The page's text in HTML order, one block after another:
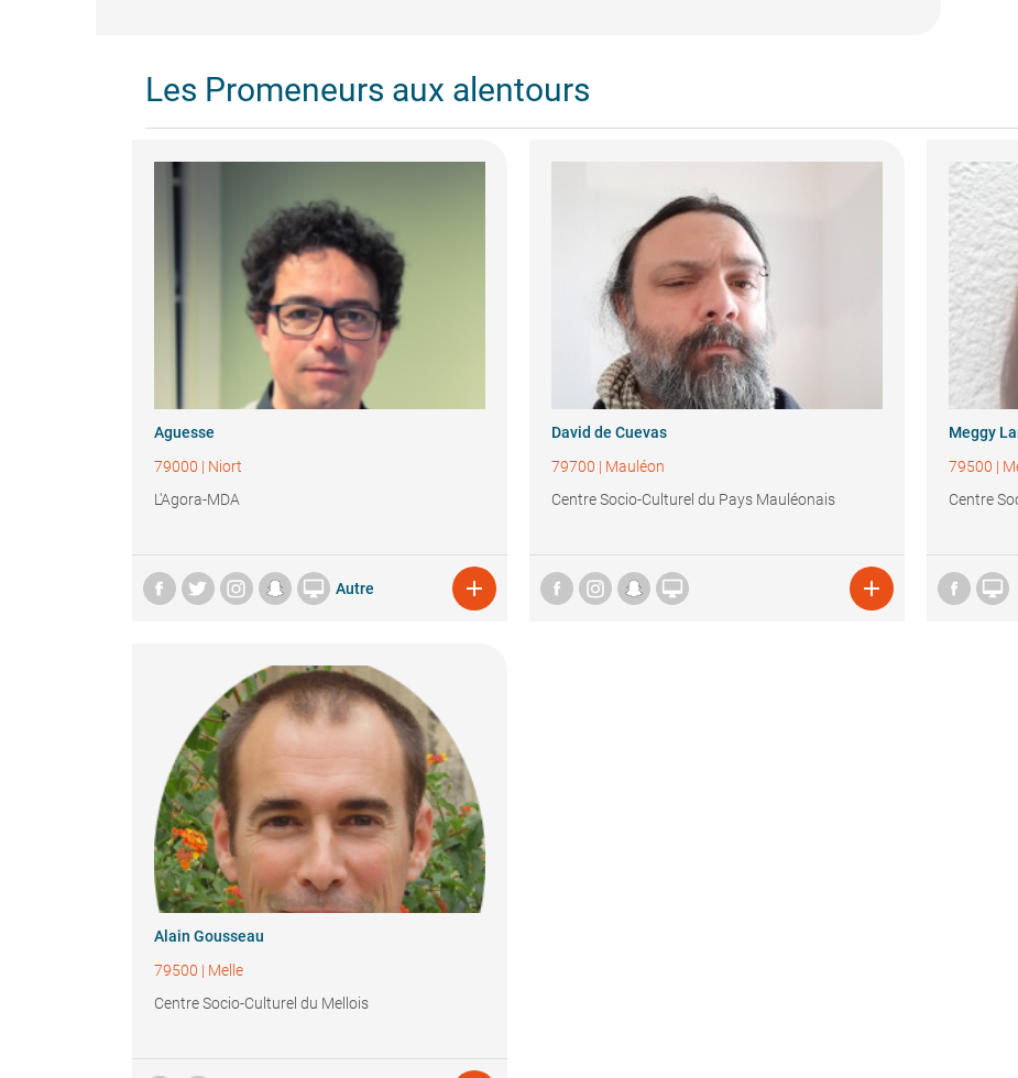
Les Promeneurs aux alentours
Aguesse
79000 | Niort
L'Agora-MDA
 Autre 
David de Cuevas
79700 | Mauléon
Centre Socio-Culturel du Pays Mauléonais
 
Meggy
79500 |
Centre

Alain Gousseau
79500 | Melle
Centre Socio-Culturel du Mellois